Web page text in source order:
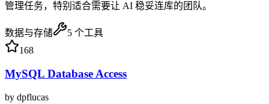
管理任务，特别适合需要让 AI 稳妥连库的团队。
数据与存储 5 个工具
168
MySQL Database Access
by dpflucas